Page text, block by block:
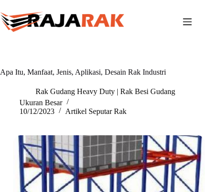
to
content
Apa Itu, Manfaat, Jenis, Aplikasi, Desain Rak Industri
Rak Gudang Heavy Duty | Rak Besi Gudang
Ukuran Besar
10/12/2023
Artikel Seputar Rak